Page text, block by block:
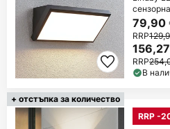
79,90
RRP
RRP
В
+ отстъпка за количество
RRP -